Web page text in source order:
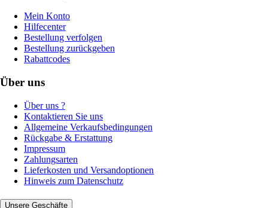
Mein Konto
Hilfecenter
Bestellung verfolgen
Bestellung zurückgeben
Rabattcodes
Über uns
Über uns ?
Kontaktieren Sie uns
Allgemeine Verkaufsbedingungen
Rückgabe & Erstattung
Impressum
Zahlungsarten
Lieferkosten und Versandoptionen
Hinweis zum Datenschutz
Unsere Geschäfte